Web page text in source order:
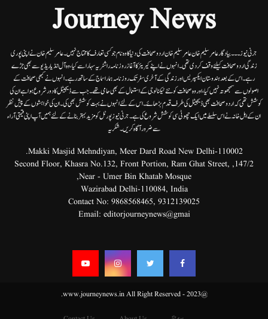
Journey News
جرنی نیوز۔۔۔بیاد گار عامر سلیم خان عامر سلیم خان اردوصحافت کی دنیا کاوہ نام جو کسی تعارف کا محتاج نہیں۔عامرسلیم خان نے اپنی پوری
زندگی اردوصحافت کیلئے وقف کردی تھی۔انہوں نے اپنے کیریئر کا آغاز روزنامہ راشٹریہ سہارا سے کیا،وہ آل انڈیا ریڈیوسے بھی جڑے
رہے۔ اس کے بعد ہندوستان ایکسپریس اور زندگی کے آخری سفر تک روزنامہ ہمارا سماج کے ساتھ رہے۔ انہوں نے کبھی صحافت کے
اصولوں سے سمجھوتہ نہیں کیا، اور وہ صحافت کو نئے ٹیکنالوجی کے استعمال کے بھی حامی تھے۔ جب سے ڈیجیٹل کا دور شروع ہوا ہے ان کی
کوشش تھی کہ اردو صحافت بھی ڈیجیٹل کی طرف قدم بڑھائے۔ اس کے لئے انہوں نے بہت کوشش بھی کی۔ ان کی خواہشوں کے پیش نظر
ان کے اہل خانہ نے اس سلسلے میں ایک چھوٹی سی کوشش شروع کی ہے۔جرنی نیوز پورٹل کو مزید بہتر بنانے کے لئے ہمیں آپ اپنی قیمتی آراء
سے ضرور آگاہ کریں۔شکریہ
Makki Masjid Mehndiyan, Meer Dard Road New Delhi-110002.
147/2, Second Floor, Khasra No.132, Front Portion, Ram Ghat Street,
Near - Umer Bin Khatab Mosque,
Wazirabad Delhi-110084, India
Contact No: 9868568465, 9312139025
Email: editorjourneynews@gmai
@2023 - www.journeynews.in All Right Reserved.